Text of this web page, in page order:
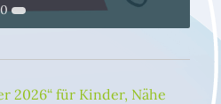
2026“ für Kinder, Nähe